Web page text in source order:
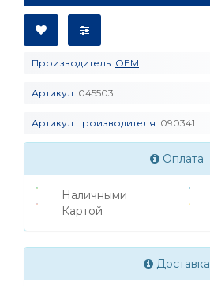
Производитель: OEM
Артикул: 045503
Артикул производителя: 090341
Оплата
Наличными
Картой
Доставка